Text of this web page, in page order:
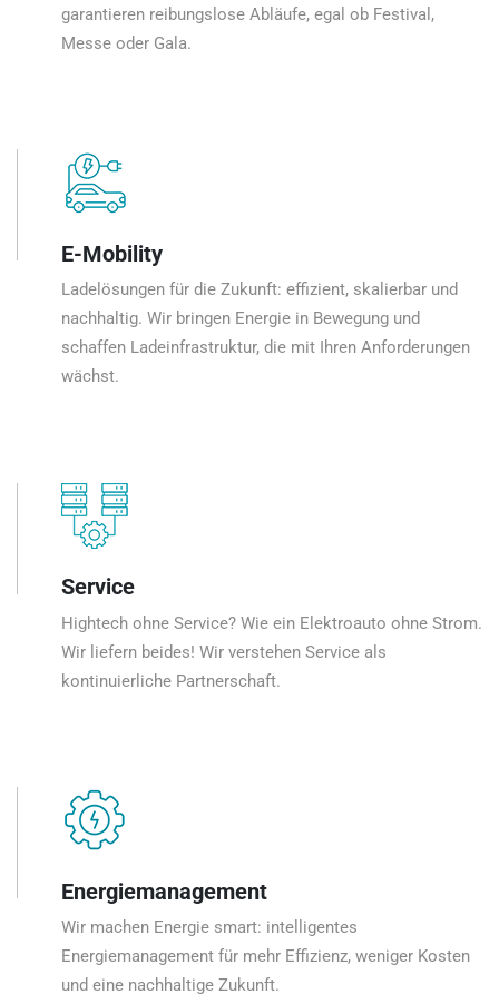
garantieren reibungslose Abläufe, egal ob Festival,
Messe oder Gala.
E-Mobility
Ladelösungen für die Zukunft: effizient, skalierbar und
nachhaltig. Wir bringen Energie in Bewegung und
schaffen Ladeinfrastruktur, die mit Ihren Anforderungen
wächst.
Service
Hightech ohne Service? Wie ein Elektroauto ohne Strom.
Wir liefern beides! Wir verstehen Service als
kontinuierliche Partnerschaft.
Energiemanagement
Wir machen Energie smart: intelligentes
Energiemanagement für mehr Effizienz, weniger Kosten
und eine nachhaltige Zukunft.